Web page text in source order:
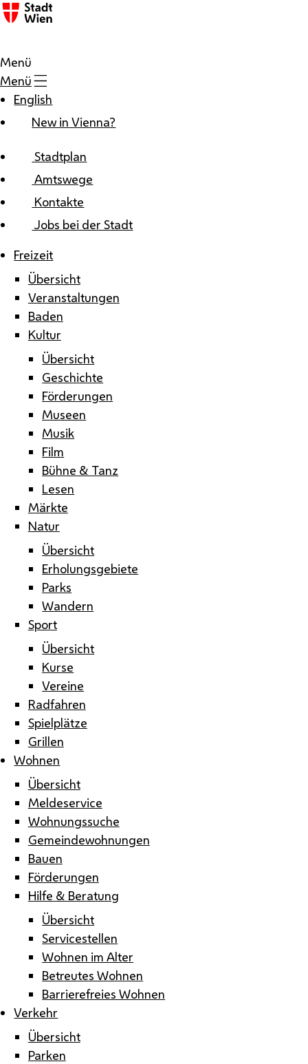
Zum Inhalt
Menü
Menü
English
New in Vienna?
Stadtplan
Amtswege
Kontakte
Jobs bei der Stadt
Freizeit
Übersicht
Veranstaltungen
Baden
Kultur
Übersicht
Geschichte
Förderungen
Museen
Musik
Film
Bühne & Tanz
Lesen
Märkte
Natur
Übersicht
Erholungsgebiete
Parks
Wandern
Sport
Übersicht
Kurse
Vereine
Radfahren
Spielplätze
Grillen
Wohnen
Übersicht
Meldeservice
Wohnungssuche
Gemeindewohnungen
Bauen
Förderungen
Hilfe & Beratung
Übersicht
Servicestellen
Wohnen im Alter
Betreutes Wohnen
Barrierefreies Wohnen
Verkehr
Übersicht
Parken